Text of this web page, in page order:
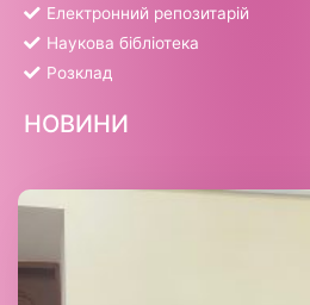
Електронний репозитарій
Наукова бібліотека
Розклад
НОВИНИ